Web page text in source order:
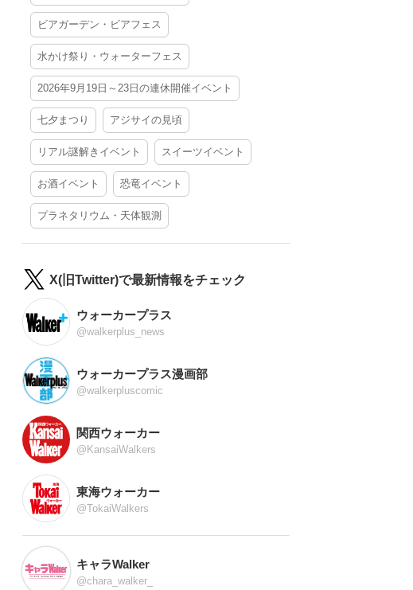
ビアガーデン・ビアフェス
水かけ祭り・ウォーターフェス
2026年9月19日～23日の連休開催イベント
七夕まつり アジサイの見頃
リアル謎解きイベント スイーツイベント
お酒イベント 恐竜イベント
プラネタリウム・天体観測
X(旧Twitter)で最新情報をチェック
ウォーカープラス
@walkerplus_news
ウォーカープラス漫画部
@walkerpluscomic
関西ウォーカー
@KansaiWalkers
東海ウォーカー
@TokaiWalkers
キャラWalker
@chara_walker_